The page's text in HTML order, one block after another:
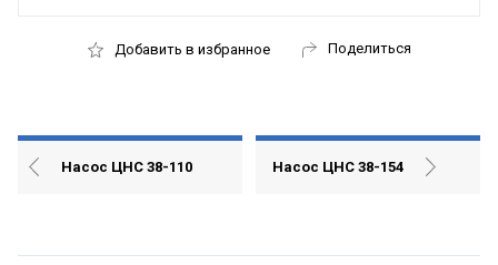
Добавить в избранное Поделиться
Насос ЦНС 38-110 Насос ЦНС 38-154